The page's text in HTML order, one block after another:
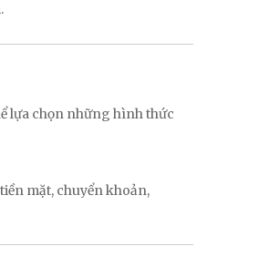
lựa chọn những hình thức
mặt, chuyển khoản,